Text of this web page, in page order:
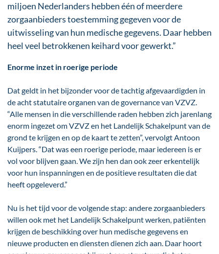
miljoen Nederlanders hebben één of meerdere
zorgaanbieders toestemming gegeven voor de
uitwisseling van hun medische gegevens. Daar hebben
heel veel betrokkenen keihard voor gewerkt.”
Enorme inzet in roerige periode
Dat geldt in het bijzonder voor de tachtig afgevaardigden in
de acht statutaire organen van de governance van VZVZ.
“Alle mensen in die verschillende raden hebben zich jarenlang
enorm ingezet om VZVZ en het Landelijk Schakelpunt van de
grond te krijgen en op de kaart te zetten”, vervolgt Antoon
Kuijpers. “Dat was een roerige periode, maar iedereen is er
vol voor blijven gaan. We zijn hen dan ook zeer erkentelijk
voor hun inspanningen en de positieve resultaten die dat
heeft opgeleverd.”
Nu is het tijd voor de volgende stap: andere zorgaanbieders
willen ook met het Landelijk Schakelpunt werken, patiënten
krijgen de beschikking over hun medische gegevens en
nieuwe producten en diensten dienen zich aan. Daar hoort